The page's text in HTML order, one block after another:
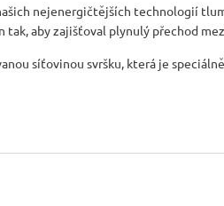
nejenergičtějších technologií
tak, aby zajišťoval plynulý přechod
síťovinou svršku, která je